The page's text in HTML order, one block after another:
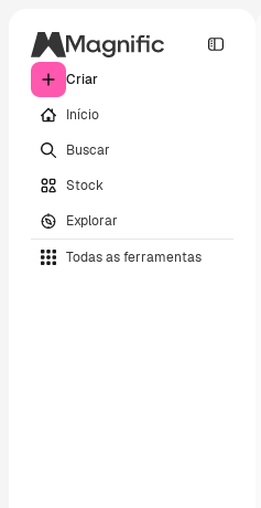
Criar
Início
Buscar
Stock
Explorar
Todas as ferramentas